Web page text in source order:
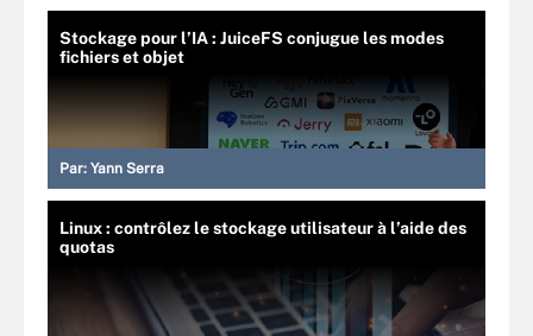
Stockage pour l’IA : JuiceFS conjugue les modes
fichiers et objet
Par: Yann Serra
Linux : contrôlez le stockage utilisateur à l’aide des
quotas